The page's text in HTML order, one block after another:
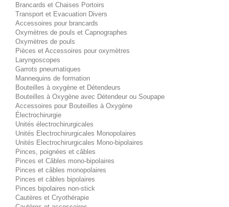
Brancards et Chaises Portoirs
Transport et Evacuation Divers
Accessoires pour brancards
Oxymètres de pouls et Capnographes
Oxymètres de pouls
Pièces et Accessoires pour oxymètres
Laryngoscopes
Garrots pneumatiques
Mannequins de formation
Bouteilles à oxygène et Détendeurs
Bouteilles à Oxygène avec Détendeur ou Soupape
Accessoires pour Bouteilles à Oxygène
Électrochirurgie
Unités électrochirurgicales
Unités Electrochirurgicales Monopolaires
Unités Electrochirurgicales Mono-bipolaires
Pinces, poignées et câbles
Pinces et Câbles mono-bipolaires
Pinces et câbles monopolaires
Pinces et câbles bipolaires
Pinces bipolaires non-stick
Cautères et Cryothérapie